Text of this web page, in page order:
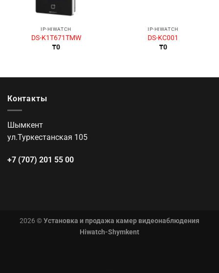
IP-HIWATCH
DS-K1T671TMW
₸0
IP-HIWATCH
DS-KC001
₸0
Контакты
Шымкент
ул.Туркестанская 105
+7 (707) 201 55 00
2026 ©Установка и продажа камер видеонаблюдения
Hiwatch-Shymkent